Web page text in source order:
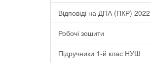
Відповіді на ДПА (ПКР) 2022
Робочі зошити
Підручники 1-й клас НУШ